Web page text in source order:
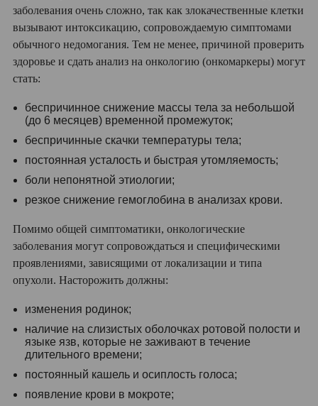
заболевания очень сложно, так как злокачественные клетки
вызывают интоксикацию, сопровождаемую симптомами
обычного недомогания. Тем не менее, причиной проверить
здоровье и сдать анализ на онкологию (онкомаркеры) могут
стать:
беспричинное снижение массы тела за небольшой
(до 6 месяцев) временной промежуток;
беспричинные скачки температуры тела;
постоянная усталость и быстрая утомляемость;
боли непонятной этиологии;
резкое снижение гемоглобина в анализах крови.
Помимо общей симптоматики, онкологические
заболевания могут сопровождаться и специфическими
проявлениями, зависящими от локализации и типа
опухоли. Насторожить должны:
изменения родинок;
наличие на слизистых оболочках ротовой полости и
языке язв, которые не заживают в течение
длительного времени;
постоянный кашель и осиплость голоса;
появление крови в мокроте;